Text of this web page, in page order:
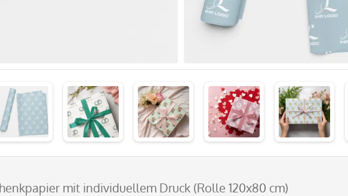
mit individuellem Druck (Rolle 120x80 cm)